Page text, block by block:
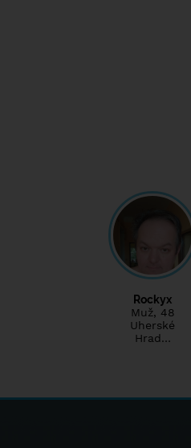
Rockyx
Muž, 48
Uherské
Hrad…